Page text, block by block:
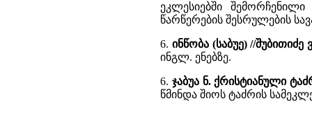
ეკლესიებში
წარწერების შესრულების
6. ინწობა (საბუე) //
ინგლ. ენებზე.
6. ჯაბუა ნ. ქრისტიანული
წმინდა შიოს ტაძრის